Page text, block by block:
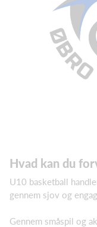
Hvad kan du
U10 basketball
gennem sjov og
Gennem småspil og